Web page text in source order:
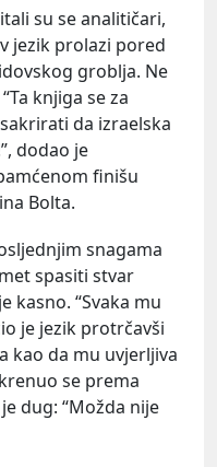
su se analitičari,
jezik prolazi pored
groblja. Ne
knjiga se za
da izraelska
dodao je
finišu
Bolta.
snagama
spasiti stvar
kasno. “Svaka mu
je jezik protrčavši
kao da mu uvjerljiva
se prema
dug: “Možda nije